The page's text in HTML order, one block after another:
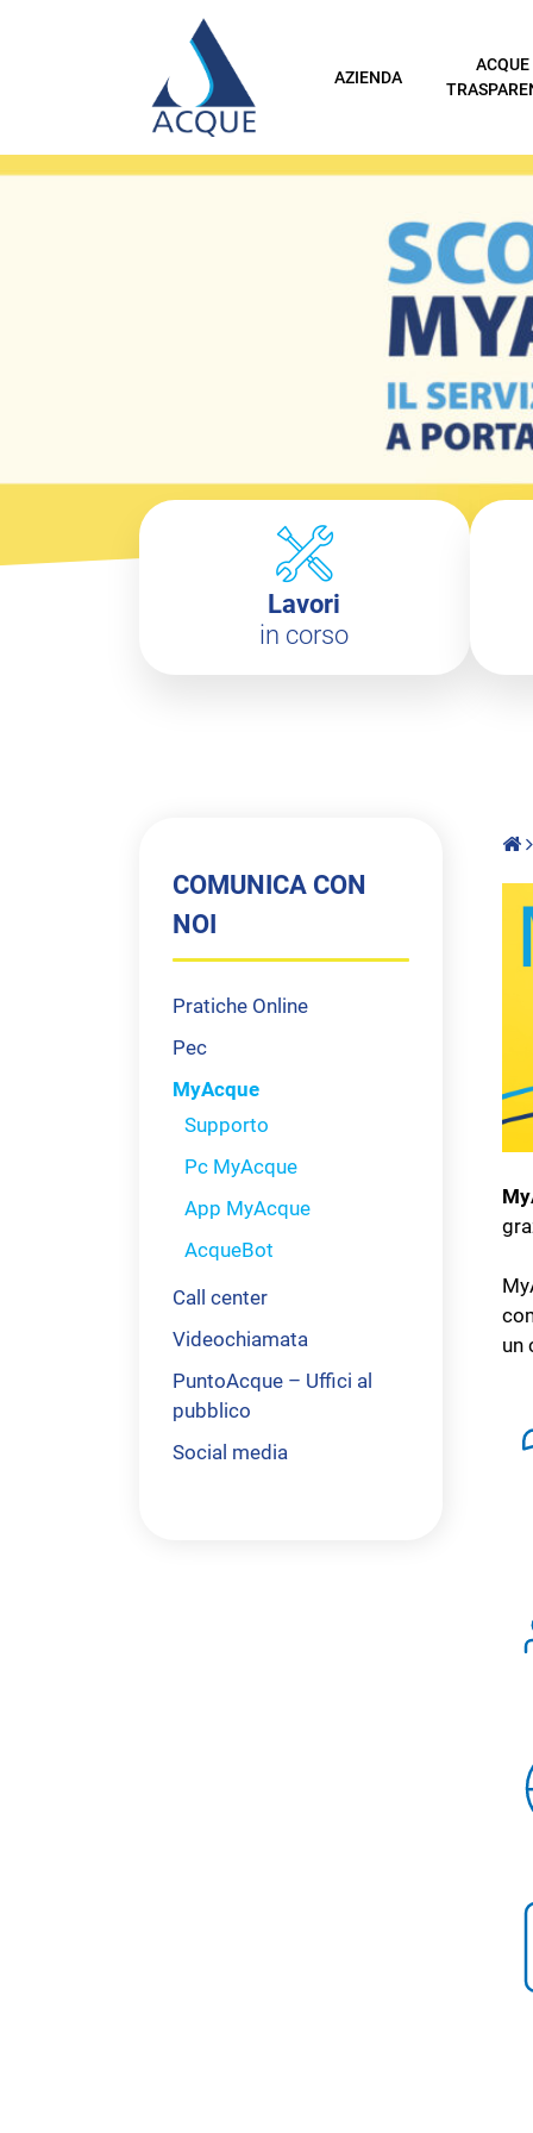
AZIENDA
ACQUE
Lavori
in corso
un
COMUNICA CON
NOI
Pratiche Online
Pec
MyAcque
Supporto
Pc MyAcque
App MyAcque
AcqueBot
Call center
Videochiamata
PuntoAcque – Uffici al
pubblico
Social media